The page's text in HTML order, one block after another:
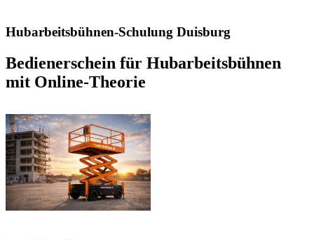
tok
Hubarbeitsbühnen-Schulung Duisburg
Bedienerschein für Hubarbeitsbühnen
mit Online-Theorie